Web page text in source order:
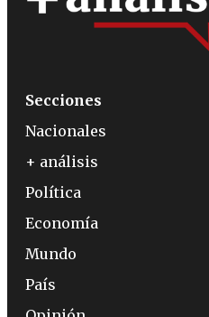
Secciones
Nacionales
+ análisis
Política
Economía
Mundo
País